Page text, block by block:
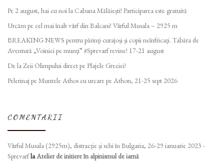
Pe 2 august, hai cu noi la Cabana Mălăiești! Participarea este gratuită
Urcăm pe cel mai înalt vârf din Balcani! Vârful Musala – 2925 m
BREAKING NEWS pentru părinți curajoși și copii neînfricați. Tabăra de
Aventură „Voinici pe munți” #Sprevarf revine! 17-21 august
De la Zeii Olimpului direct pe Plajele Greciei!
Pelerinaj pe Muntele Athos cu urcare pe Athon, 21-25 sept 2026
COMENTARII
Vârful Musala (2925m), distracție și schi în Bulgaria, 26-29 ianuarie 2023 -
SprevarflaAtelier de initiere în alpinismul de iarnă